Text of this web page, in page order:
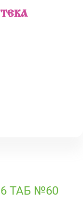
ТАБ №60